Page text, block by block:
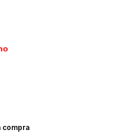
compra